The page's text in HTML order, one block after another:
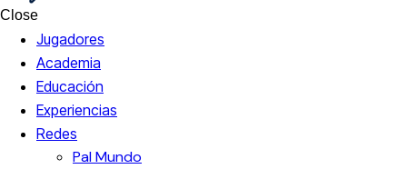
Close
Jugadores
Academia
Educación
Experiencias
Redes
Pal Mundo